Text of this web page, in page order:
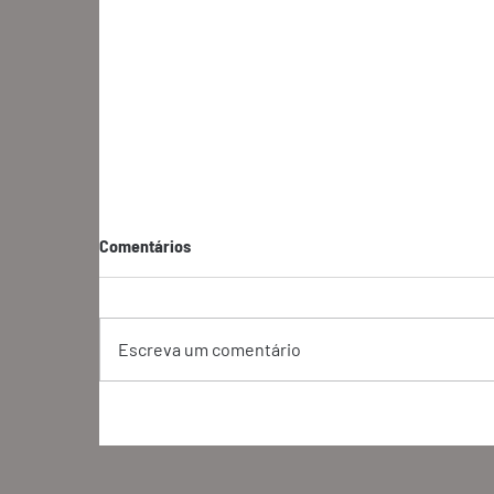
oportunidades para o setor
Comentários
Escreva um comentário